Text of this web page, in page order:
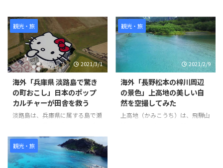
ージカルを見に来た際にこの場所
を発見し、夕陽が美しくなる時間
帯に撮影を始めました。 ビデオ
の中ではJR大井町駅東口から始
まり、キャッツシアターやお洒落
な飲食店街、住宅地、商店街など
を通り抜けています。 また、途
中で可愛らしい猫も登場します。
ビデオの最後にはJR大井町西口
に到着しています。 このビデオ
を通じて、大井町の様々な場所や
世界の反応
h?v=oXvKV3g77Yk 世界の反応
観光・旅
2021/3/1
海外「兵庫県 淡路島で驚き
の町おこし」日本のポップ
カルチャーが田舎を救う
淡路島は、兵庫県に属する島で瀬
県明石市にかかる世界最長のつり
橋「明石海峡大橋」を車やバスを
使って渡る。そこには畑がある素
朴な風景に、突如ハローキティー
観光・旅
2021/2/9
海外「長野松本の梓川周辺
の景色」上高地の美しい自
然を空撮してみた
上高地（かみこうち）は、飛騨山
観光・旅